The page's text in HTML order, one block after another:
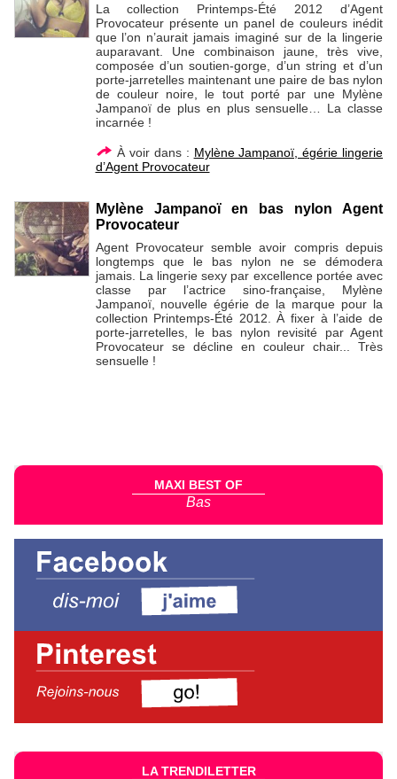
La collection Printemps-Été 2012 d’Agent
Provocateur présente un panel de couleurs inédit
que l’on n’aurait jamais imaginé sur de la lingerie
auparavant. Une combinaison jaune, très vive,
composée d’un soutien-gorge, d’un string et d’un
porte-jarretelles maintenant une paire de bas nylon
de couleur noire, le tout porté par une Mylène
Jampanoï de plus en plus sensuelle… La classe
incarnée !
À voir dans : Mylène Jampanoï, égérie lingerie
d’Agent Provocateur
Mylène Jampanoï en bas nylon Agent
Provocateur
Agent Provocateur semble avoir compris depuis
longtemps que le bas nylon ne se démodera
jamais. La lingerie sexy par excellence portée avec
classe par l’actrice sino-française, Mylène
Jampanoï, nouvelle égérie de la marque pour la
collection Printemps-Été 2012. À fixer à l’aide de
porte-jarretelles, le bas nylon revisité par Agent
Provocateur se décline en couleur chair... Très
sensuelle !
MAXI BEST OF
Bas
LA TRENDILETTER